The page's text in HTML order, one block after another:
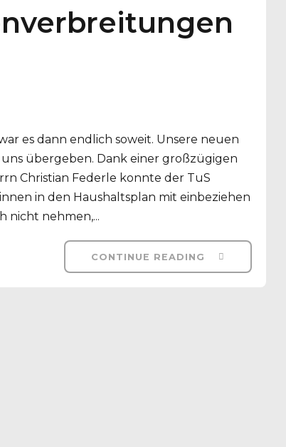
es dann endlich soweit. Unsere neuen
übergeben. Dank einer großzügigen
Christian Federle konnte der TuS
in den Haushaltsplan mit einbeziehen
nicht nehmen,...
CONTINUE READING